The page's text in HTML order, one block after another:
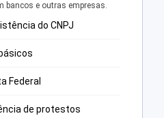
bancos e outras empresas.
do CNPJ
Federal
de protestos